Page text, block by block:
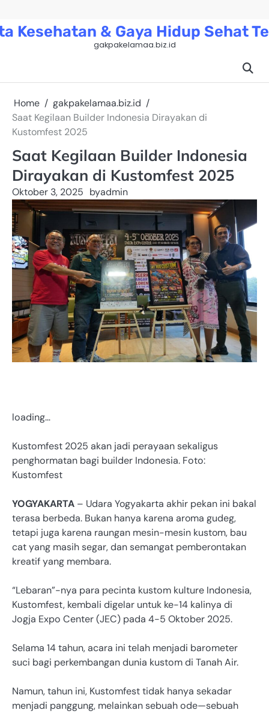
content
Kesehatan & Gaya Hidup Sehat
gakpakelamaa.biz.id
Home
gakpakelamaa.biz.id
Saat Kegilaan Builder Indonesia Dirayakan di
Kustomfest 2025
Saat Kegilaan Builder Indonesia
Dirayakan di Kustomfest 2025
Oktober 3, 2025 byadmin
loading…
Kustomfest 2025 akan jadi perayaan sekaligus
penghormatan bagi builder Indonesia. Foto:
Kustomfest
YOGYAKARTA – Udara Yogyakarta akhir pekan ini bakal
terasa berbeda. Bukan hanya karena aroma gudeg,
tetapi juga karena raungan mesin-mesin kustom, bau
cat yang masih segar, dan semangat pemberontakan
kreatif yang membara.
“Lebaran”-nya para pecinta kustom kulture Indonesia,
Kustomfest, kembali digelar untuk ke-14 kalinya di
Jogja Expo Center (JEC) pada 4-5 Oktober 2025.
Selama 14 tahun, acara ini telah menjadi barometer
suci bagi perkembangan dunia kustom di Tanah Air.
Namun, tahun ini, Kustomfest tidak hanya sekadar
menjadi panggung, melainkan sebuah ode—sebuah